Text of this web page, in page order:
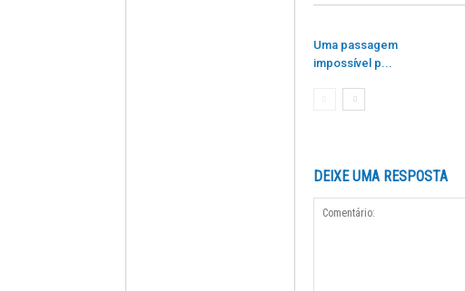
Uma passagem
impossível p...
DEIXE UMA RESPOSTA